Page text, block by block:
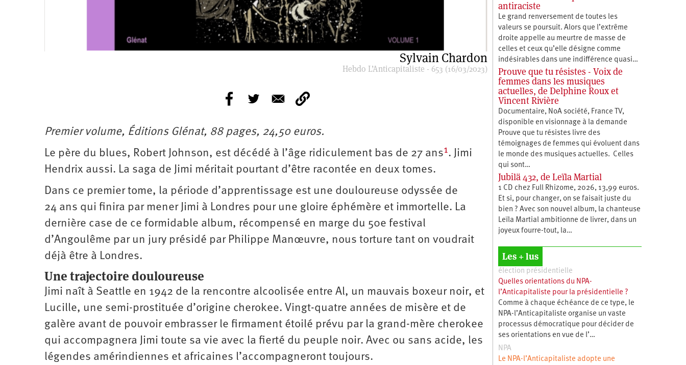
Sylvain Chardon
Hebdo L’Anticapitaliste - 653 (16/03/2023)
Premier volume, Éditions Glénat, 88 pages, 24,50 euros.
Le père du blues, Robert Johnson, est décédé à l’âge ridiculement bas de 27 ans1. Jimi
Hendrix aussi. La saga de Jimi méritait pourtant d’être racontée en deux tomes.
Dans ce premier tome, la période d’apprentissage est une douloureuse odyssée de
24 ans qui finira par mener Jimi à Londres pour une gloire éphémère et immortelle. La
dernière case de ce formidable album, récompensé en marge du 50e festival
d’Angoulême par un jury présidé par Philippe Manœuvre, nous torture tant on voudrait
déjà être à Londres.
Une trajectoire douloureuse
Jimi naît à Seattle en 1942 de la rencontre alcoolisée entre Al, un mauvais boxeur noir, et
Lucille, une semi-prostituée d’origine cherokee. Vingt-quatre années de misère et de
galère avant de pouvoir embrasser le firmament étoilé prévu par la grand-mère cherokee
qui accompagnera Jimi toute sa vie avec la fierté du peuple noir. Avec ou sans acide, les
légendes amérindiennes et ­africaines l’accompagneront toujours.
antiraciste
Le grand renversement de toutes les
valeurs se poursuit. Alors que l’extrême
droite appelle au meurtre de masse de
celles et ceux qu’elle désigne comme
indésirables dans une indifférence quasi…
Prouve que tu résistes - Voix de
femmes dans les musiques
actuelles, de Delphine Roux et
Vincent Rivière
Documentaire, NoA société, France TV,
disponible en visionnage à la demande
Prouve que tu résistes livre des
témoignages de femmes qui évoluent dans
le monde des musiques actuelles. Celles
qui sont…
Jubilä 432, de Leïla Martial
1 CD chez Full Rhizome, 2026, 13,99 euros.
Et si, pour changer, on se faisait juste du
bien ? Avec son nouvel album, la chanteuse
Leïla Martial ambitionne de livrer, dans un
joyeux fourre-tout, la…
Les + lus
élection présidentielle
Quelles orientations du NPA-
l’Anticapitaliste pour la présidentielle ?
Comme à chaque échéance de ce type, le
NPA-l’Anticapitaliste organise un vaste
processus démocratique pour décider de
ses orientations en vue de l’…
NPA
Le NPA-l’Anticapitaliste adopte une